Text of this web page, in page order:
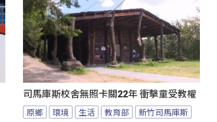
司馬庫斯校舍無照卡關22年 衝擊童受教權
原鄉 環境 生活 教育部 新竹司馬庫斯